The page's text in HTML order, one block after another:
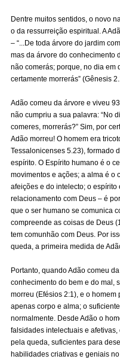
Dentre muitos sentidos, o novo
o da ressurreição espiritual. A
– “...De toda árvore do jardim
mas da árvore do conhecimento
não comerás; porque, no dia em
certamente morrerás” (Gênesis
Adão comeu da árvore e viveu
não cumpriu a sua palavra: “No
comeres, morrerás?” Sim, por
Adão morreu! O homem era
Tessalonicenses 5.23), formado
espírito. O Espírito humano é o
movimentos e ações; a alma é o
afeições e do intelecto; o espírito
relacionamento com Deus – é
que o ser humano se comunica
compreende as coisas de Deus
tem comunhão com Deus. Por
queda, a primeira medida de
Portanto, quando Adão comeu
conhecimento do bem e do mal,
morreu (Efésios 2:1), e o homem
apenas corpo e alma; o
normalmente. Desde Adão o
falsidades intelectuais e afetivas,
pela queda, suficientes para
habilidades criativas e geniais